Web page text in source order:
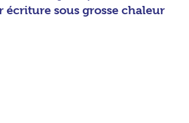
écriture sous grosse chaleur